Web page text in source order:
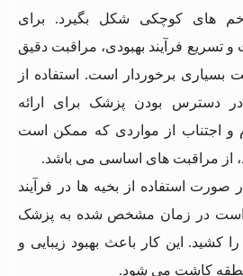
های کوچکی شکل بگیرد. برای
تسریع فرآیند بهبودی، مراقبت دقیق
بسیاری برخوردار است. استفاده از
دسترس بودن پزشک برای ارائه
و اجتناب از مواردی که ممکن است
از مراقبت های اساسی می باشد.
صورت استفاده از بخیه ها در فرآیند
است در زمان مشخص شده به پزشک
کشید. این کار باعث بهبود زیبایی و
کاشت می شود.